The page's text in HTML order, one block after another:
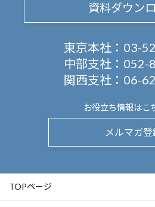
資料ダウン
東京本社： 03-
中部支社： 052-
関西支社： 06-
お役立ち情報はこ
メルマガ登
TOPページ